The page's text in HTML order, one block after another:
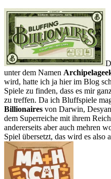
unter dem Namen
wird, hatte ich ja hier im Blog
Spiele zu finden, dass es mir
zu treffen. Da ich Bluffspiele
Billionaires von Darwin,
dem Superreiche mit ihrem
andererseits aber auch mehren
Spiel übersetzt, das wird es also